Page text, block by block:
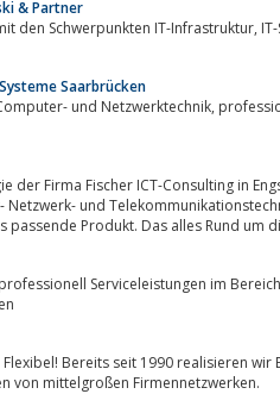
& Partner
IT-Infrastruktur, IT-Sicherheit, IT-Projektmanagement
Saarbrücken
professionellen Linux Support, Zarafa
Firma Fischer ICT-Consulting in
und
Serviceleistungen im Bereich
von mittelgroßen Firmennetzwerken.